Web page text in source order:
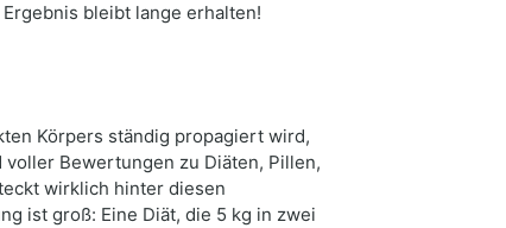
bleibt lange erhalten!
Körpers ständig propagiert wird,
Bewertungen zu Diäten, Pillen,
wirklich hinter diesen
ist groß: Eine Diät, die 5 kg in zwei